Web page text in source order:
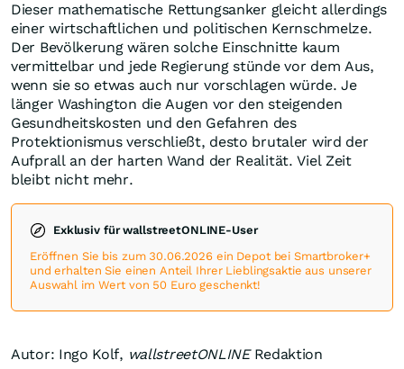
Dieser mathematische Rettungsanker gleicht allerdings
einer wirtschaftlichen und politischen Kernschmelze.
Der Bevölkerung wären solche Einschnitte kaum
vermittelbar und jede Regierung stünde vor dem Aus,
wenn sie so etwas auch nur vorschlagen würde. Je
länger Washington die Augen vor den steigenden
Gesundheitskosten und den Gefahren des
Protektionismus verschließt, desto brutaler wird der
Aufprall an der harten Wand der Realität. Viel Zeit
bleibt nicht mehr.
Exklusiv für wallstreetONLINE-User
Eröffnen Sie bis zum 30.06.2026 ein Depot bei Smartbroker+
und erhalten Sie einen Anteil Ihrer Lieblingsaktie aus unserer
Auswahl im Wert von 50 Euro geschenkt!
Autor: Ingo Kolf, wallstreetONLINERedaktion